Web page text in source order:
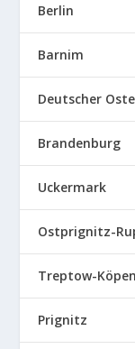
Berlin
Barnim
Deutscher
Brandenburg
Uckermark
Ostprignitz-
Treptow-
Prignitz